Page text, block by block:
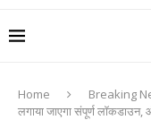
Home Breaking
लगाया जाएगा संपूर्ण